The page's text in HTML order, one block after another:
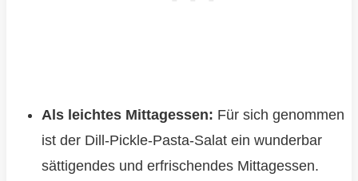
Als leichtes Mittagessen: Für sich genommen
ist der Dill-Pickle-Pasta-Salat ein wunderbar
sättigendes und erfrischendes Mittagessen.